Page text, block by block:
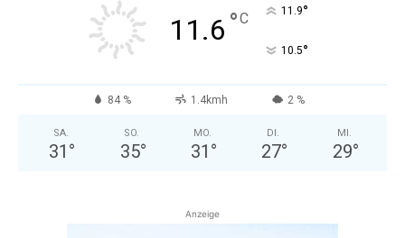
11.6 °C 11.9°
10.5°
84 % 1.4kmh 2 %
SA.
31 °
SO.
35°
MO.
31 °
DI.
27°
MI.
29°
Anzeige